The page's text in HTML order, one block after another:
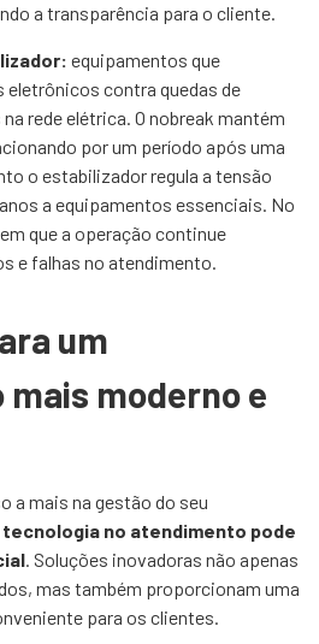
a transparência para o cliente.
equipamentos que
contra quedas de
rede elétrica. O nobreak mantém
por um período após uma
o estabilizador regula a tensão
a equipamentos essenciais. No
que a operação continue
e falhas no atendimento.
um
moderno e
a mais na gestão do seu
no atendimento pode
. Soluções inovadoras não apenas
mas também proporcionam uma
para os clientes.